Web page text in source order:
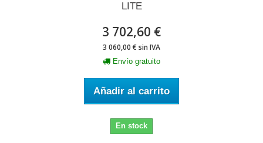
LITE
3 702,60 €
3 060,00 € sin IVA
Envío gratuito
Añadir al carrito
En stock